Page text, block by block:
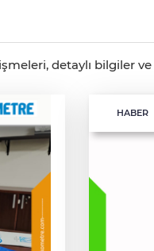
detaylı bilgiler
HABER